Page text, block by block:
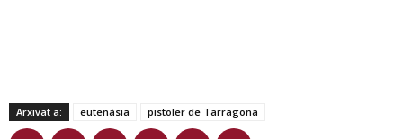
Arxivat a: eutenàsia pistoler de Tarragona